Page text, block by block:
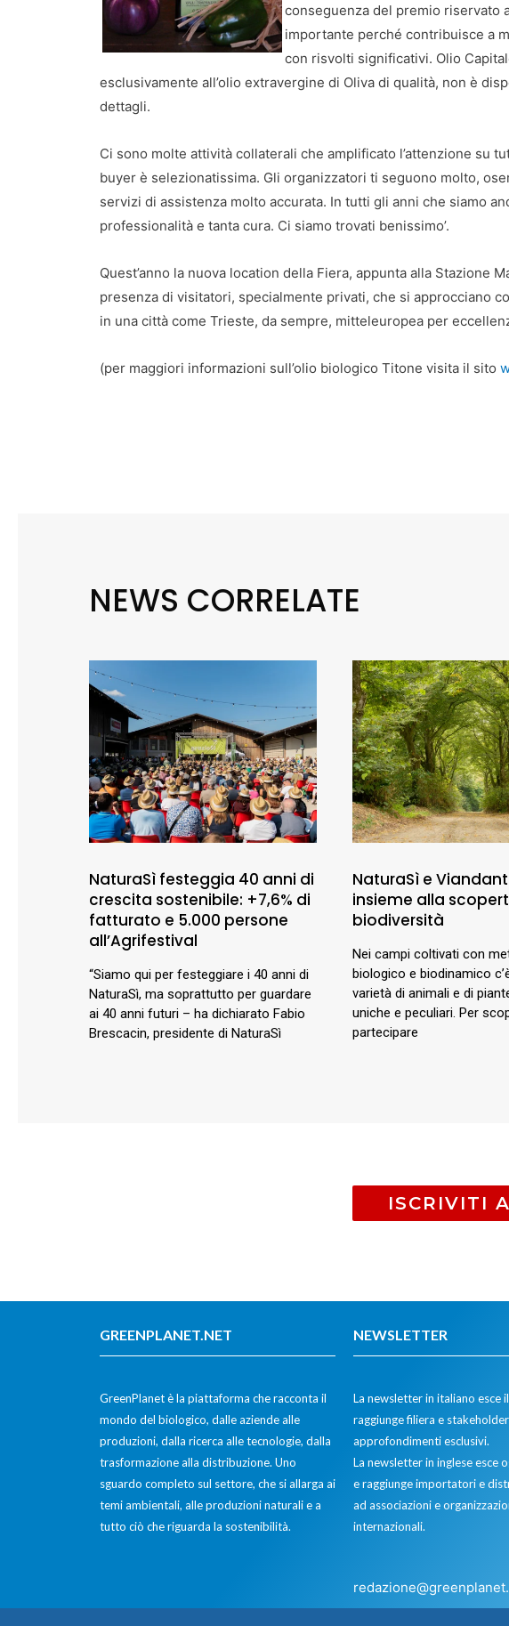
conseguenza del premio riservato
importante perché contribuisce a
con risvolti significativi. Olio
esclusivamente all’olio extravergine di Oliva di qualità, non è
dettagli.
Ci sono molte attività collaterali che amplificato l’attenzione su
buyer è selezionatissima. Gli organizzatori ti seguono molto,
servizi di assistenza molto accurata. In tutti gli anni che siamo
professionalità e tanta cura. Ci siamo trovati benissimo’.
Quest’anno la nuova location della Fiera, appunta alla Stazione
presenza di visitatori, specialmente privati, che si approcciano
in una città come Trieste, da sempre, mitteleuropea per
(per maggiori informazioni sull’olio biologico Titone visita il sito
NEWS CORRELATE
NaturaSì festeggia 40 anni di
crescita sostenibile: +7,6% di
fatturato e 5.000 persone
all’Agrifestival
“Siamo qui per festeggiare i 40 anni di
NaturaSì, ma soprattutto per guardare
ai 40 anni futuri – ha dichiarato Fabio
Brescacin, presidente di NaturaSì
NaturaSì e
insieme alla
biodiversità
Nei campi coltivati con
biologico e biodinamico
varietà di animali e di
uniche e peculiari. Per
partecipare
ISCRIVITI
GREENPLANET.NET
GreenPlanet è la piattaforma che racconta il
mondo del biologico, dalle aziende alle
produzioni, dalla ricerca alle tecnologie, dalla
trasformazione alla distribuzione. Uno
sguardo completo sul settore, che si allarga ai
temi ambientali, alle produzioni naturali e a
tutto ciò che riguarda la sostenibilità.
NEWSLETTER
La newsletter in italiano esce
raggiunge filiera e
approfondimenti esclusivi.
La newsletter in inglese esce
e raggiunge importatori e
ad associazioni e
internazionali.